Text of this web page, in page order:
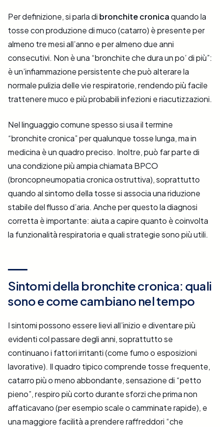
Per definizione, si parla di bronchite cronicaquando la
tosse con produzione di muco (catarro) è presente per
almeno tre mesi all’anno e per almeno due anni
consecutivi. Non è una “bronchite che dura un po’ di più”:
è un’infiammazione persistente che può alterare la
normale pulizia delle vie respiratorie, rendendo più facile
trattenere muco e più probabili infezioni e riacutizzazioni.
Nel linguaggio comune spesso si usa il termine
“bronchite cronica” per qualunque tosse lunga, ma in
medicina è un quadro preciso. Inoltre, può far parte di
una condizione più ampia chiamata BPCO
(broncopneumopatia cronica ostruttiva), soprattutto
quando al sintomo della tosse si associa una riduzione
stabile del flusso d’aria. Anche per questo la diagnosi
corretta è importante: aiuta a capire quanto è coinvolta
la funzionalità respiratoria e quali strategie sono più utili.
Sintomi della bronchite cronica: quali
sono e come cambiano nel tempo
I sintomi possono essere lievi all’inizio e diventare più
evidenti col passare degli anni, soprattutto se
continuano i fattori irritanti (come fumo o esposizioni
lavorative). Il quadro tipico comprende tosse frequente,
catarro più o meno abbondante, sensazione di “petto
pieno”, respiro più corto durante sforzi che prima non
affaticavano (per esempio scale o camminate rapide), e
una maggiore facilità a prendere raffreddori “che